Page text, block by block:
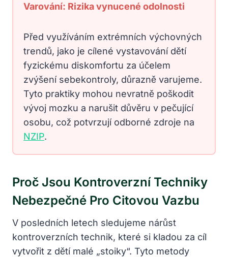
Varování: Rizika vynucené odolnosti
Před využíváním extrémních výchovných
trendů, jako je cílené vystavování dětí
fyzickému diskomfortu za účelem
zvýšení sebekontroly, důrazně varujeme.
Tyto praktiky mohou nevratně poškodit
vývoj mozku a narušit důvěru v pečující
osobu, což potvrzují odborné zdroje na
NZIP.
Proč Jsou Kontroverzní Techniky
Nebezpečné Pro Citovou Vazbu
V posledních letech sledujeme nárůst
kontroverzních technik, které si kladou za cíl
vytvořit z dětí malé „stoiky“. Tyto metody